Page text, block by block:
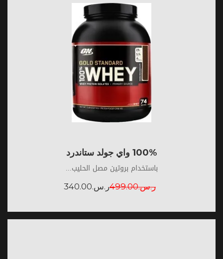
100% واي جولد ستاندرد
باستخدام بروتين مصل الحليب...
ر.س.499.00ر.س.340.00